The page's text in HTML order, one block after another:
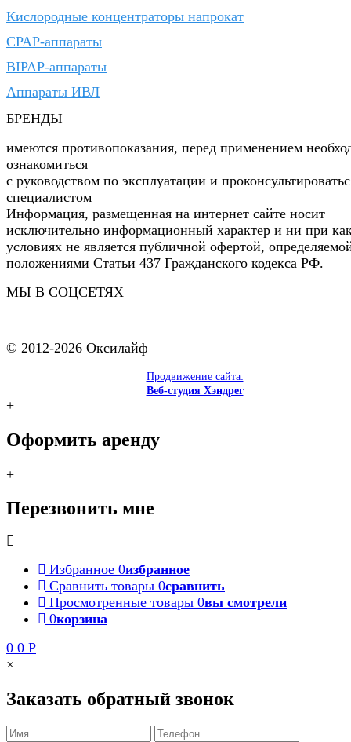
Кислородные концентраторы напрокат
CPAP-аппараты
BIPAP-аппараты
Аппараты ИВЛ
БРЕНДЫ
имеются противопоказания, перед применением
ознакомиться
с руководством по эксплуатации и
специалистом
Информация, размещенная на интернет сайте носит
исключительно информационный характер и ни при
условиях не является публичной офертой,
положениями Статьи 437 Гражданского кодекса РФ.
МЫ В СОЦСЕТЯХ
© 2012-2026 Оксилайф
Продвижение сайта:
Веб-студия Хэндрег
+
Оформить аренду
+
Перезвонить мне
Избранное 0избранное
Сравнить товары 0сравнить
Просмотренные товары 0вы смотрели
0корзина
0 0 Р
×
Заказать обратный звонок